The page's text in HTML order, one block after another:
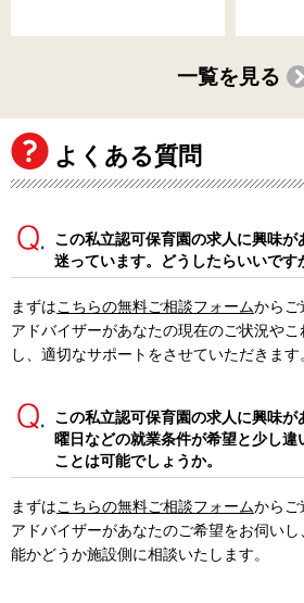
一覧を見る
よくある質問
この私立認可保育園の求人に興味
迷っています。どうしたらいいです
まずはこちらの無料ご相談フォームからご
アドバイザーがあなたの現在のご状況や
し、適切なサポートをさせていただきます
この私立認可保育園の求人に興味
曜日などの就業条件が希望と少し違
ことは可能でしょうか。
まずはこちらの無料ご相談フォームからご
アドバイザーがあなたのご希望をお伺い
能かどうか施設側に相談いたします。